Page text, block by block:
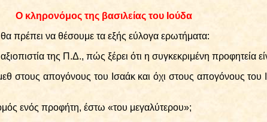
Ο κληρονόμος της βασιλείας του Ιούδα
πρέπει να θέσουμε τα εξής εύλογα ερωτήματα:
της Π.Δ., πώς ξέρει ότι η συγκεκριμένη προφητεία
στους απογόνους του Ισαάκ και όχι στους απογόνους του
ενός προφήτη, έστω «του μεγαλύτερου»;